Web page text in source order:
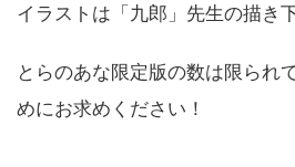
イラストは「九郎」先生の描き
とらのあな限定版の数は限られ
めにお求めください！